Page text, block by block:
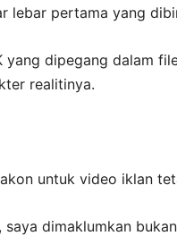
lebar pertama yang
yang dipegang dalam
realitinya.
untuk video iklan
saya dimaklumkan